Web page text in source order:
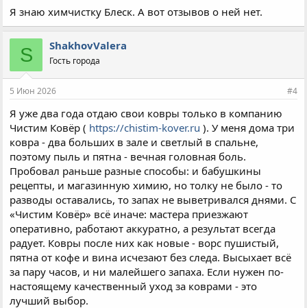
Я знаю химчистку Блеск. А вот отзывов о ней нет.
S ShakhovValera
Гость города
5 Июн 2026 #4
Я уже два года отдаю свои ковры только в компанию
Чистим Ковёр ( https://chistim-kover.ru ). У меня дома три
ковра - два больших в зале и светлый в спальне,
поэтому пыль и пятна - вечная головная боль.
Пробовал раньше разные способы: и бабушкины
рецепты, и магазинную химию, но толку не было - то
разводы оставались, то запах не выветривался днями. С
«Чистим Ковёр» всё иначе: мастера приезжают
оперативно, работают аккуратно, а результат всегда
радует. Ковры после них как новые - ворс пушистый,
пятна от кофе и вина исчезают без следа. Высыхает всё
за пару часов, и ни малейшего запаха. Если нужен по-
настоящему качественный уход за коврами - это
лучший выбор.